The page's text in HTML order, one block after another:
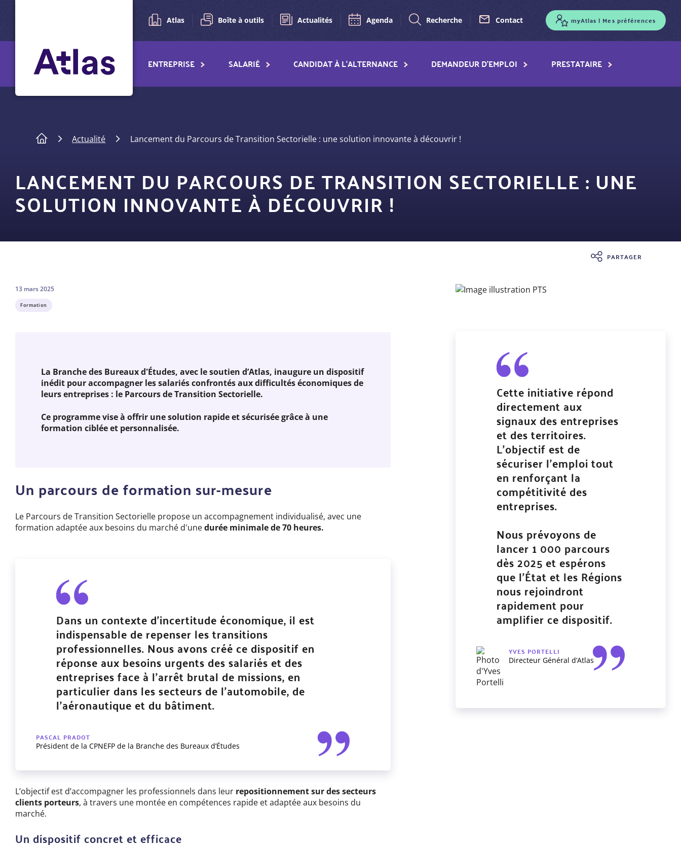
principal
Pré-
navigation
Atlas Boîte à outils Actualités Agenda Recherche Contact myAtlas | Mes préférences
Navigation
principale
ENTREPRISE SALARIÉ CANDIDAT À L'ALTERNANCE DEMANDEUR D'EMPLOI PRESTATAIRE
Actualité Lancement du Parcours de Transition Sectorielle : une solution innovante à découvrir !
LANCEMENT DU PARCOURS DE TRANSITION SECTORIELLE : UNE
SOLUTION INNOVANTE À DÉCOUVRIR !
PARTAGER
Formation
13 mars 2025
La Branche des Bureaux d'Études, avec le soutien d’Atlas, inaugure un dispositif
inédit pour accompagner les salariés confrontés aux difficultés économiques de
leurs entreprises : le Parcours de Transition Sectorielle.
Ce programme vise à offrir une solution rapide et sécurisée grâce à une
formation ciblée et personnalisée.
Un parcours de formation sur-mesure
Le Parcours de Transition Sectorielle propose un accompagnement individualisé, avec une
formationadaptée aux besoins du marché d'unedurée minimale de 70 heures.
Dans un contexte d'incertitude économique, il est
indispensable de repenser les transitions
professionnelles. Nous avons créé ce dispositif en
réponse aux besoins urgents des salariés et des
entreprises face à l’arrêt brutal de missions, en
particulier dans les secteurs de l’automobile, de
l’aéronautique et du bâtiment.
PASCAL PRADOT
Président de la CPNEFP de la Branche des Bureaux d’Études
L’objectif est d’accompagner les professionnels dans leur repositionnement sur des secteurs
clients porteurs, à travers une montée en compétences rapide et adaptée aux besoins du
marché.
Un dispositif concret et efficace
Cette initiative répond
directement aux
signaux des entreprises
et des territoires.
L’objectif est de
sécuriser l’emploi tout
en renforçant la
compétitivité des
entreprises.
Nous prévoyons de
lancer 1 000 parcours
dès 2025 et espérons
que l’État et les Régions
nous rejoindront
rapidement pour
amplifier ce dispositif.
YVES PORTELLI
Directeur Général d’Atlas